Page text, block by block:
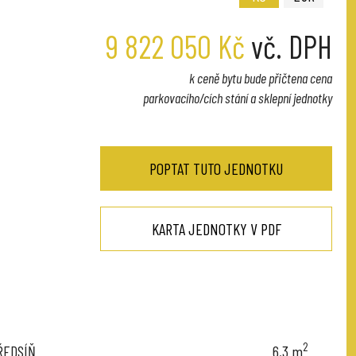
9 822 050 Kč vč. DPH
k ceně bytu bude přičtena cena
parkovacího/cích stání a sklepní jednotky
POPTAT TUTO JEDNOTKU
KARTA JEDNOTKY V PDF
6,3 m2